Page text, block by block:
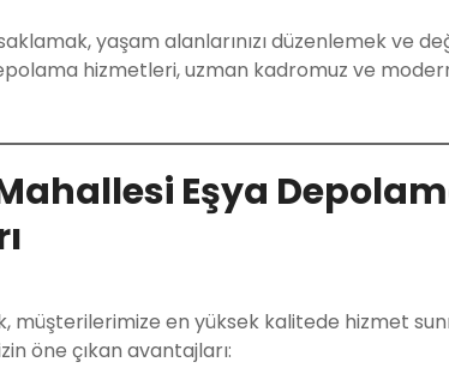
yaşam alanlarınızı düzenlemek ve
hizmetleri, uzman kadromuz ve
Eşya
müşterilerimize en yüksek kalitede hizmet
öne çıkan avantajları: